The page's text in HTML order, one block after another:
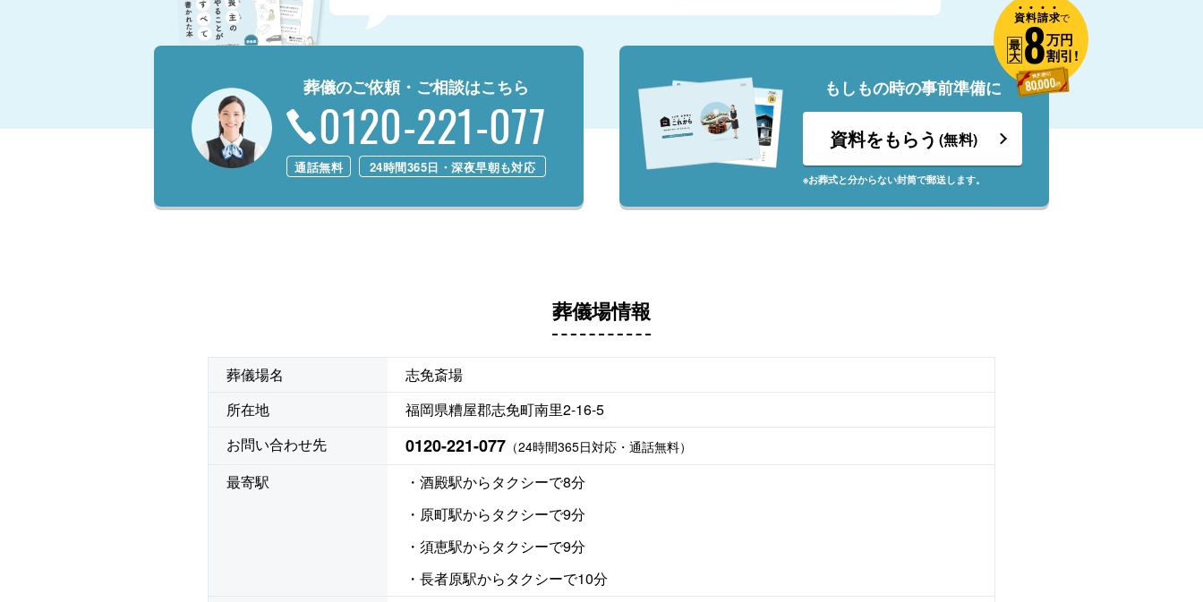
葬儀のご依頼・ご相談はこちら
0120-221-077
通話無料 24時間365日・深夜早朝も対応
もしもの時の事前準備に
資料をもらう (無料)
※お葬式と分からない封筒で郵送します。
資料請求で
最
大8万円
割引!
葬儀場情報
葬儀場名
志免斎場
所在地
福岡県糟屋郡志免町南里2-16-5
お問い合わせ先
0120-221-077 （24時間365日対応・通話無料）
最寄駅
・酒殿駅からタクシーで8分
・原町駅からタクシーで9分
・須恵駅からタクシーで9分
・長者原駅からタクシーで10分